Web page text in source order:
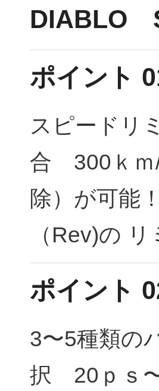
DIABLO
ポイント
スピードリ
合 300ｋｍ/
除）が可能
（Rev)の
ポイント
3〜5種類の
択 20ｐｓ